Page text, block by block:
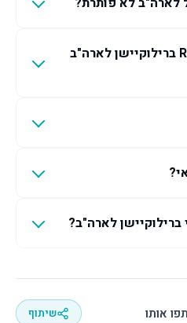
למה מיסוי אופציות ו-RSU ברילוקיישן לארה"ב
לארה"ב?
אותו שיתוף